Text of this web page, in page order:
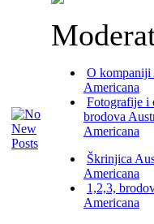
O kompaniji
Americana
Fotografije i
brodova
Americana
Škrinjica
Americana
1,2,3,
Americana